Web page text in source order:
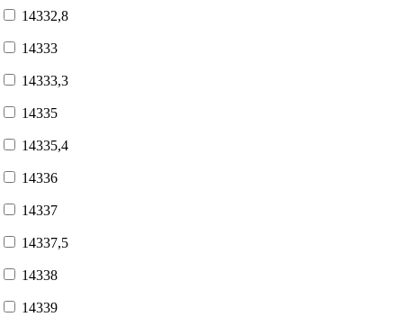
14332,8
14333
14333,3
14335
14335,4
14336
14337
14337,5
14338
14339